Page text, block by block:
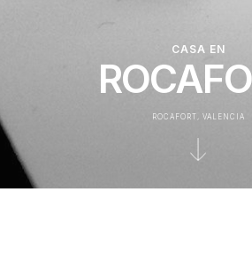
CASA EN
ROCAFORT, VALENCIA